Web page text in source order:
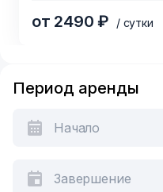
от 2490 ₽ / сутки
of
Период аренды